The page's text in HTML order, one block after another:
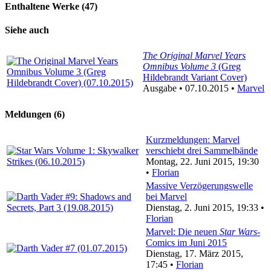
Enthaltene Werke (47)
Siehe auch
The Original Marvel Years
Omnibus Volume 3 (Greg
Hildebrandt Variant Cover)
Ausgabe • 07.10.2015 • Marvel
Meldungen (6)
Kurzmeldungen: Marvel
verschiebt drei Sammelbände
Montag, 22. Juni 2015, 19:30
• Florian
Massive Verzögerungswelle
bei Marvel
Dienstag, 2. Juni 2015, 19:33 •
Florian
Marvel: Die neuen Star Wars-
Comics im Juni 2015
Dienstag, 17. März 2015,
17:45 • Florian